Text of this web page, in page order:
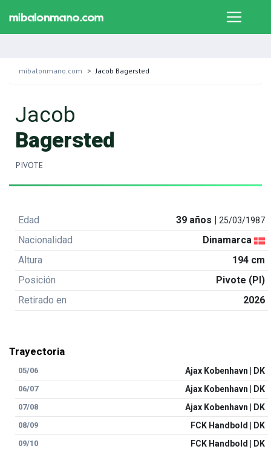
mibalonmano.com Jacob Bagersted
Jacob
Bagersted
PIVOTE
Edad 39 años |25/03/1987
Nacionalidad
Dinamarca
Altura
194 cm
Posición
Pivote (PI)
Retirado en
2026
Trayectoria
05/06 Ajax Kobenhavn | DK
06/07 Ajax Kobenhavn | DK
07/08 Ajax Kobenhavn | DK
08/09 FCK Handbold | DK
09/10 FCK Handbold | DK